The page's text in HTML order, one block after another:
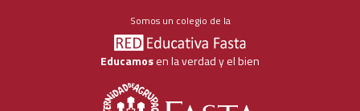
Somos un colegio de la
Educamosen la verdad y el bien